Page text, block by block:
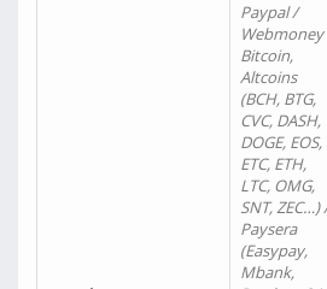
Paypal /
Bitcoin,
Altcoins
(BCH, BTG,
CVC, DASH,
DOGE, EOS,
ETC, ETH,
LTC, OMG,
SNT, ZEC…)
Paysera
(Easypay,
Mbank,